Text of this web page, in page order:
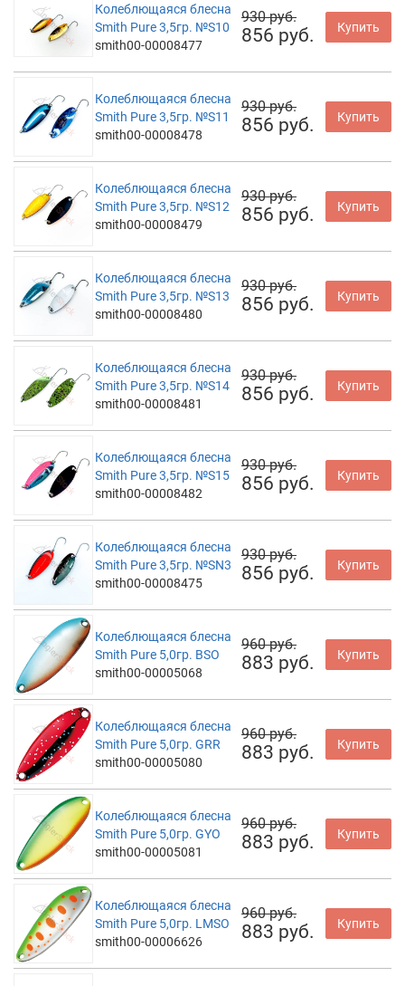
Колеблющаяся блесна
Smith Pure 3,5гр. №S10
smith00-00008477
930 руб.
856 руб. Купить
Колеблющаяся блесна
Smith Pure 3,5гр. №S11
smith00-00008478
930 руб.
856 руб. Купить
Колеблющаяся блесна
Smith Pure 3,5гр. №S12
smith00-00008479
930 руб.
856 руб. Купить
Колеблющаяся блесна
Smith Pure 3,5гр. №S13
smith00-00008480
930 руб.
856 руб. Купить
Колеблющаяся блесна
Smith Pure 3,5гр. №S14
smith00-00008481
930 руб.
856 руб. Купить
Колеблющаяся блесна
Smith Pure 3,5гр. №S15
smith00-00008482
930 руб.
856 руб. Купить
Колеблющаяся блесна
Smith Pure 3,5гр. №SN3
smith00-00008475
930 руб.
856 руб. Купить
Колеблющаяся блесна
Smith Pure 5,0гр. BSO
smith00-00005068
960 руб.
883 руб. Купить
Колеблющаяся блесна
Smith Pure 5,0гр. GRR
smith00-00005080
960 руб.
883 руб. Купить
Колеблющаяся блесна
Smith Pure 5,0гр. GYO
smith00-00005081
960 руб.
883 руб. Купить
Колеблющаяся блесна
Smith Pure 5,0гр. LMSO
smith00-00006626
960 руб.
883 руб. Купить